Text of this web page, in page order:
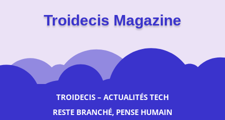
Troidecis Magazine
TROIDECIS – ACTUALITÉS TECH
RESTE BRANCHÉ, PENSE HUMAIN